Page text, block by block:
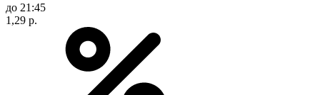
до 21:45
1,29 р.